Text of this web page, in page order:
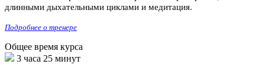
длинными дыхательными циклами и медитация.
Подробнее о тренере
Общее время курса
3 часа 25 минут